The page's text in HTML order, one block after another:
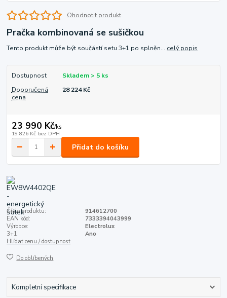
Ohodnotit produkt
Pračka kombinovaná se sušičkou
Tento produkt může být součástí setu 3+1 po splněn... celý popis
Dostupnost
Skladem > 5 ks
Doporučená
cena
28 224 Kč
23 990 Kč/ks
19 826 Kč bez DPH
Přidat do košíku
Číslo produktu:
914612700
EAN kód:
7333394043999
Výrobce:
Electrolux
3+1:
Ano
Hlídat cenu / dostupnost
Do oblíbených
Kompletní specifikace